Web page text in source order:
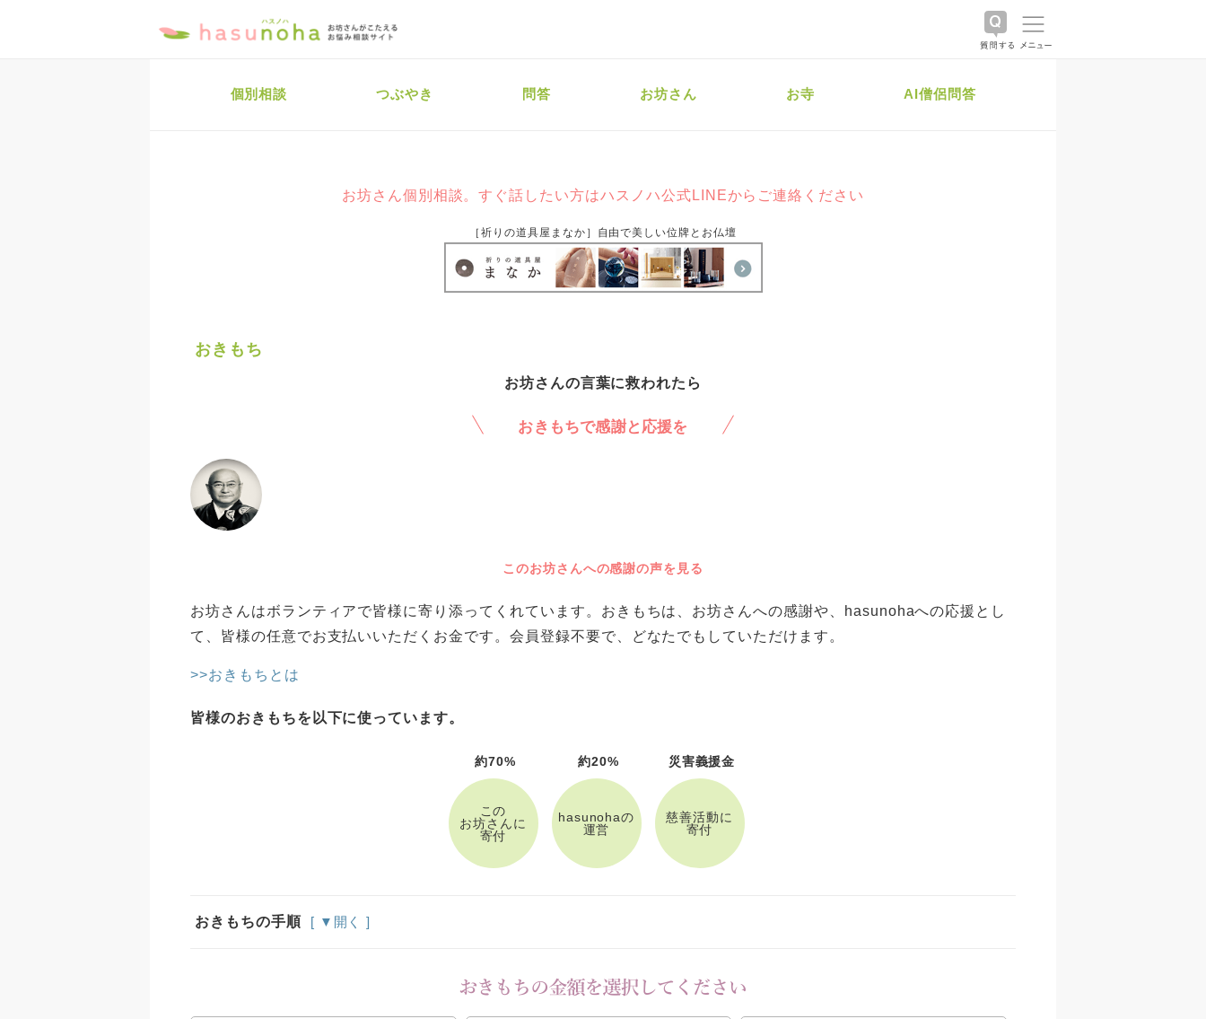
個別相談 つぶやき 問答 お坊さん お寺 AI僧侶問答
お坊さん個別相談。すぐ話したい方はハスノハ公式LINEからご連絡ください
［祈りの道具屋まなか］自由で美しい位牌とお仏壇
おきもち
お坊さんの言葉に救われたら
おきもちで感謝と応援を
このお坊さんへの感謝の声を見る
お坊さんはボランティアで皆様に寄り添ってくれています。おきもちは、お坊さんへの感謝や、hasunohaへの応援とし
て、皆様の任意でお支払いいただくお金です。会員登録不要で、どなたでもしていただけます。
>>おきもちとは
皆様のおきもちを以下に使っています。
約70%
この
お坊さんに
寄付
約20%
hasunohaの
運営
災害義援金
慈善活動に
寄付
おきもちの手順 [ ▼開く ]